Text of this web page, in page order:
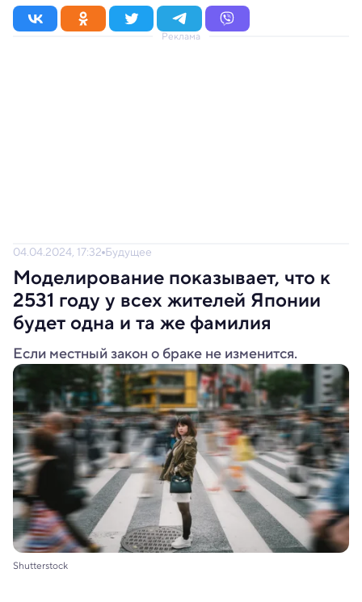
Реклама
04.04.2024, 17:32 Будущее
Моделирование показывает, что к
2531 году у всех жителей Японии
будет одна и та же фамилия
Если местный закон о браке не изменится.
Shutterstock